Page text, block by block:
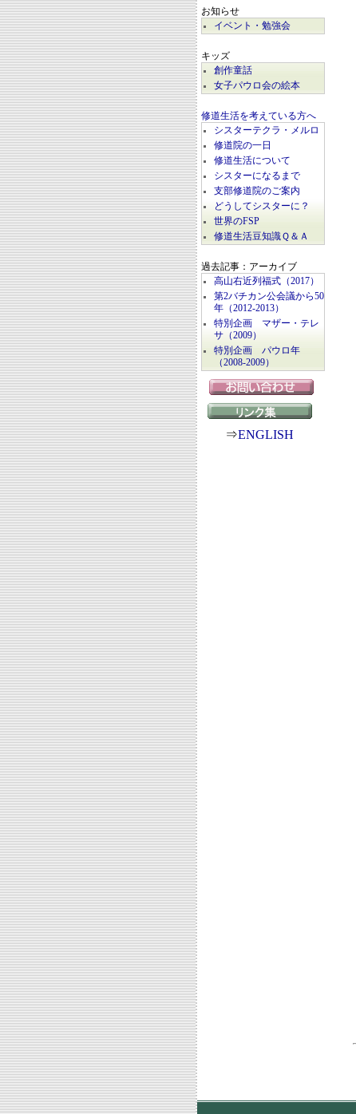
お知らせ
イベント・勉強会
キッズ
創作童話
女子パウロ会の絵本
修道生活を考えている方へ
シスターテクラ・メルロ
修道院の一日
修道生活について
シスターになるまで
支部修道院のご案内
どうしてシスターに？
世界のFSP
修道生活豆知識Ｑ＆Ａ
過去記事：アーカイブ
高山右近列福式（2017）
第2バチカン公会議から50
年（2012-2013）
特別企画 マザー・テレ
サ（2009）
特別企画 パウロ年
（2008-2009）
⇒ENGLISH